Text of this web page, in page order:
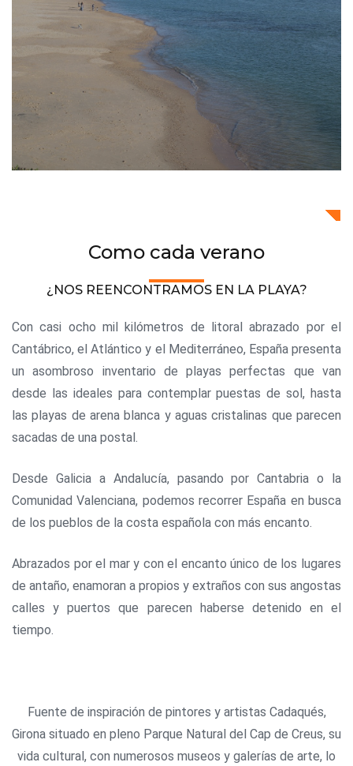
Como cada verano
¿NOS REENCONTRAMOS EN LA PLAYA?
Con casi ocho mil kilómetros de litoral abrazado por el
Cantábrico, el Atlántico y el Mediterráneo, España presenta
un asombroso inventario de playas perfectas que van
desde las ideales para contemplar puestas de sol, hasta
las playas de arena blanca y aguas cristalinas que parecen
sacadas de una postal.
Desde Galicia a Andalucía, pasando por Cantabria o la
Comunidad Valenciana, podemos recorrer España en busca
de los pueblos de la costa española con más encanto.
Abrazados por el mar y con el encanto único de los lugares
de antaño, enamoran a propios y extraños con sus angostas
calles y puertos que parecen haberse detenido en el
tiempo.
Fuente de inspiración de pintores y artistas Cadaqués,
Girona situado en pleno Parque Natural del Cap de Creus, su
vida cultural, con numerosos museos y galerías de arte, lo